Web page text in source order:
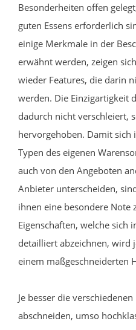
Besonderheiten offen
guten Essens erforderlich
einige Merkmale in der
erwähnt werden, zeigen
wieder Features, die darin
werden. Die Einzigartigkeit
dadurch nicht verschleiert,
hervorgehoben. Damit
Typen des eigenen
auch von den Angeboten
Anbieter unterscheiden,
ihnen eine besondere Note
Eigenschaften, welche sich
detailliert abzeichnen, wird
einem maßgeschneiderten
Je besser die
abschneiden, umso